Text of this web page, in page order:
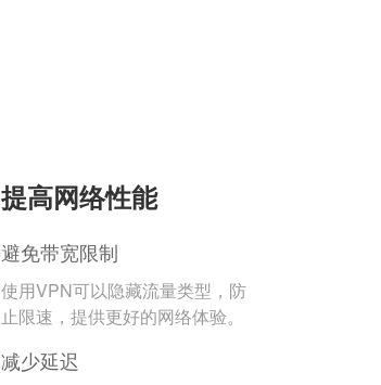
提高网络性能
避免带宽限制
使用VPN可以隐藏流量类型，防
止限速，提供更好的网络体验。
减少延迟